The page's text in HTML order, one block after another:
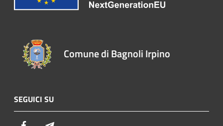
Comune di Bagnoli Irpino
SEGUICI SU